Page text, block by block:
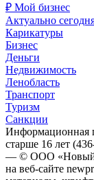
₽ Мой бизнес
Актуально
Карикатуры
Бизнес
Деньги
Недвижимость
Ленобласть
Транспорт
Туризм
Санкции
Информационная
старше 16 лет
— © ООО «Новый
на веб-сайте